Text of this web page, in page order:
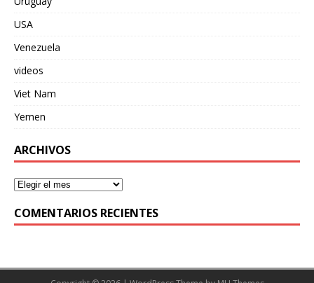
USA
Venezuela
videos
Viet Nam
Yemen
ARCHIVOS
COMENTARIOS RECIENTES